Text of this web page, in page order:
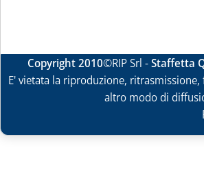
Copyright 2010©RIP Srl -Staffetta
E' vietata la riproduzione,
altro modo di